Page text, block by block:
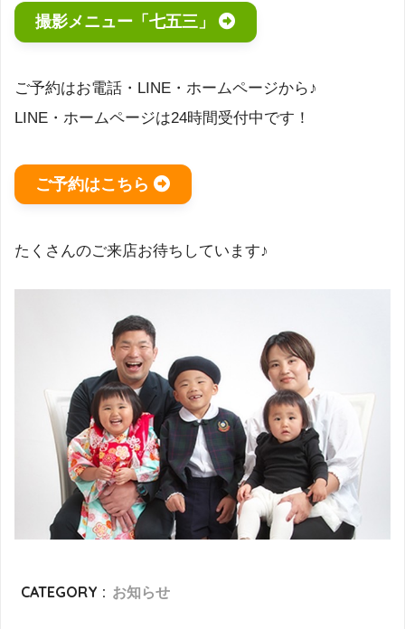
撮影メニュー「七五三」
ご予約はお電話・LINE・ホームページから♪
LINE・ホームページは24時間受付中です！
ご予約はこちら
たくさんのご来店お待ちしています♪
CATEGORY : お知らせ